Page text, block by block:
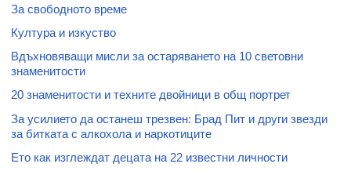
За свободното време
Култура и изкуство
Вдъхновяващи мисли за остаряването на 10 световни
знаменитости
20 знаменитости и техните двойници в общ портрет
За усилието да останеш трезвен: Брад Пит и други звезди
за битката с алкохола и наркотиците
Ето как изглеждат децата на 22 известни личности